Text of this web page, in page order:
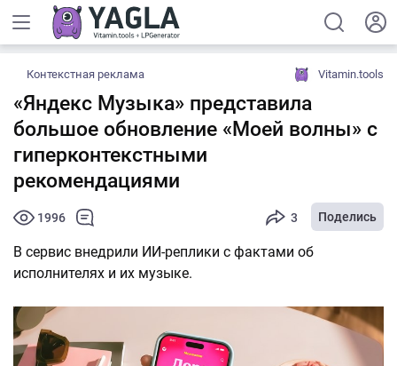
Контекстная реклама Vitamin.tools
«Яндекс Музыка» представила
большое обновление «Моей волны» с
гиперконтекстными
рекомендациями
1996 3 Поделись
В сервис внедрили ИИ-реплики с фактами об
исполнителях и их музыке.